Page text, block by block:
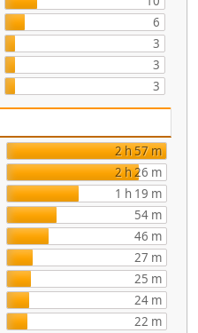
6
3
3
3
2 h 57 m
2 h 26 m
1 h 19 m
54 m
46 m
27 m
25 m
24 m
22 m